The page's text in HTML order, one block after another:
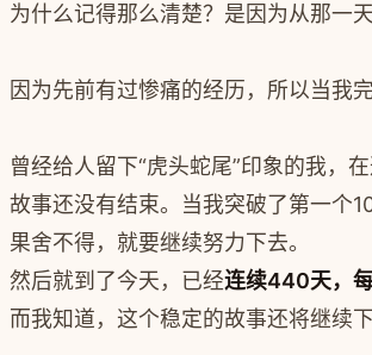
为什么记得那么清楚？是因为从那一
因为先前有过惨痛的经历，所以当我
曾经给人留下“虎头蛇尾”印象的我，
故事还没有结束。当我突破了第一个
果舍不得，就要继续努力下去。
然后就到了今天，已经连续440天，
而我知道，这个稳定的故事还将继续下